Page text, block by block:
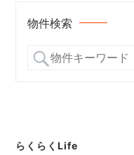
物件検索
らくらくLife